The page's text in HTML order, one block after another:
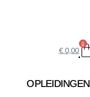
€0,00
0
OPLEIDINGEN